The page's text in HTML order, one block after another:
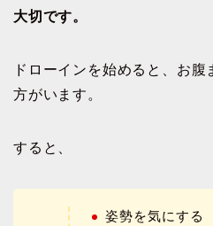
大切です。
ドローインを始めると、お腹
方がいます。
すると、
姿勢を気にする